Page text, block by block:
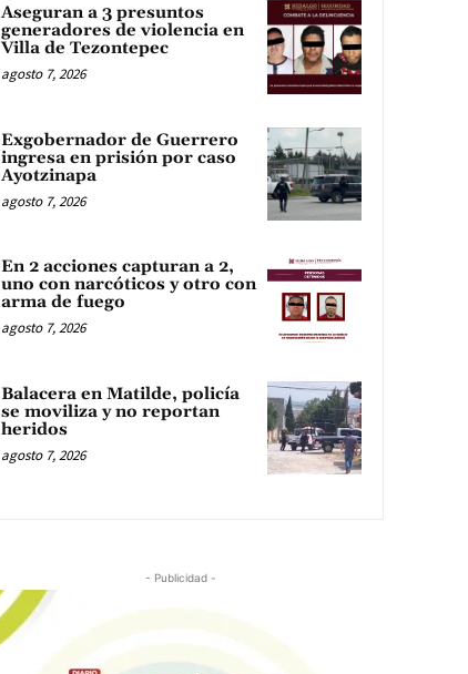
Aseguran a 3 presuntos
generadores de violencia en
Villa de Tezontepec
agosto 7, 2026
Exgobernador de Guerrero
ingresa en prisión por caso
Ayotzinapa
agosto 7, 2026
En 2 acciones capturan a 2,
uno con narcóticos y otro con
arma de fuego
agosto 7, 2026
Balacera en Matilde, policía
se moviliza y no reportan
heridos
agosto 7, 2026
- Publicidad -